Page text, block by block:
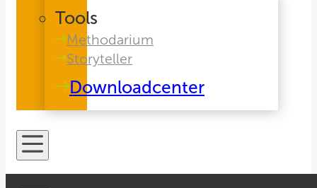
Tools
Methodarium
Storyteller
Downloadcenter